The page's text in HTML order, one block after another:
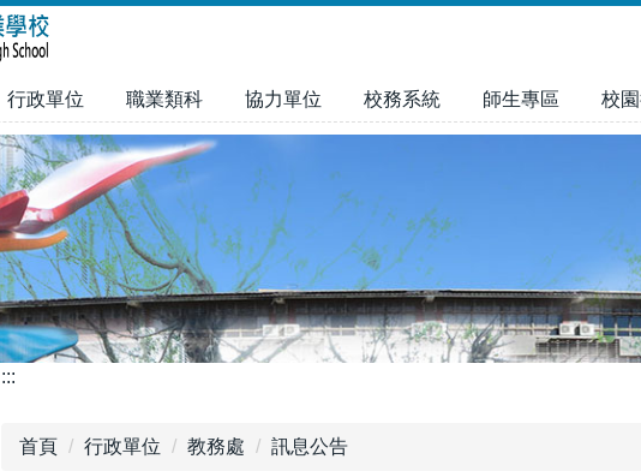
行政單位 職業類科 協力單位 校務系統 師生專區 校
:::
首頁 行政單位 教務處 訊息公告